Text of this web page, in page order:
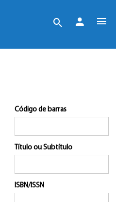
Código de barras
Título ou Subtítulo
ISBN/ISSN